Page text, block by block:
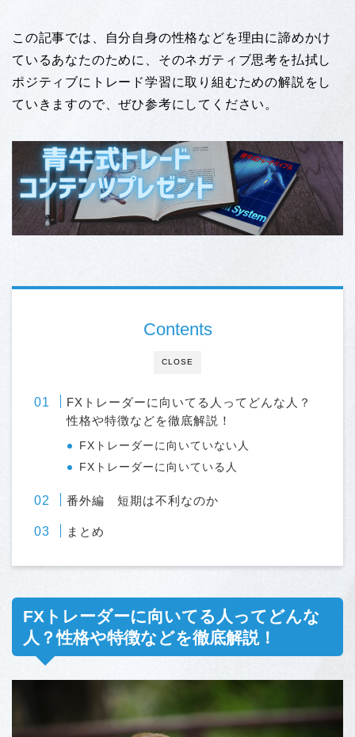
この記事では、自分自身の性格などを理由に諦めかけ
ているあなたのために、そのネガティブ思考を払拭し
ポジティブにトレード学習に取り組むための解説をし
ていきますので、ぜひ参考にしてください。
CLOSE
Contents
FXトレーダーに向いてる人ってどんな人？
性格や特徴などを徹底解説！
FXトレーダーに向いていない人
FXトレーダーに向いている人
番外編 短期は不利なのか
まとめ
FXトレーダーに向いてる人ってどんな
人？性格や特徴などを徹底解説！